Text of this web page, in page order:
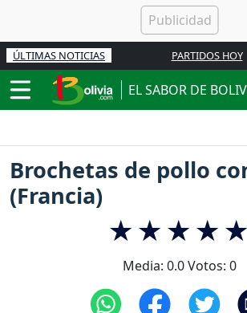
ÚLTIMAS NOTICIAS PARTIDOS HOY
EL SABOR DE
Brochetas de pollo
(Francia)
Media: 0.0Votos: 0